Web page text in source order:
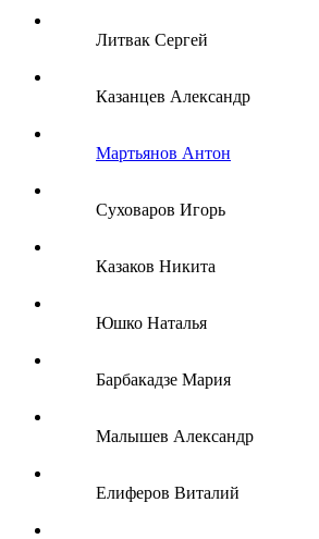
Литвак Сергей
Казанцев Александр
Мартьянов Антон
Суховаров Игорь
Казаков Никита
Юшко Наталья
Барбакадзе Мария
Малышев Александр
Елиферов Виталий